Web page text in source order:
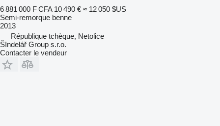
6 881 000 F CFA 10 490 € ≈ 12 050 $US
Semi-remorque benne
2013
République tchèque, Netolice
ŠIndelář Group s.r.o.
Contacter le vendeur